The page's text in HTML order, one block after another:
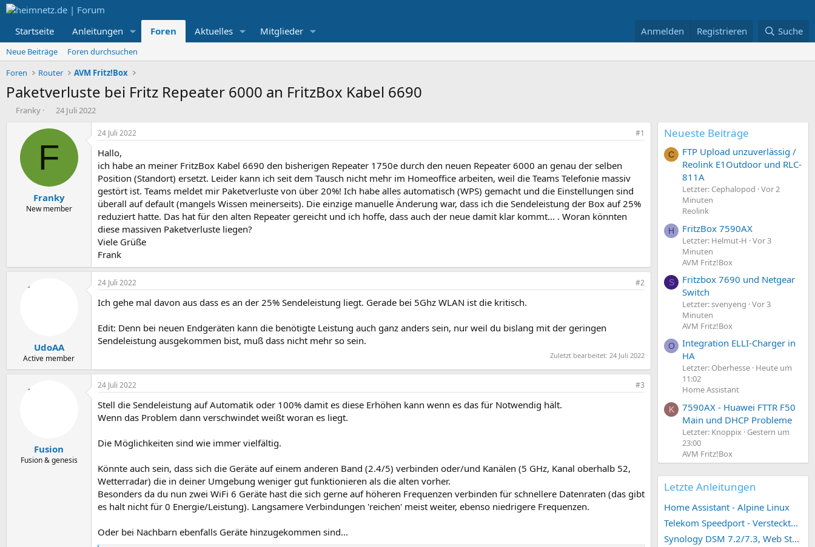
Startseite Anleitungen Foren Aktuelles Mitglieder Anmelden Registrieren Suche
Neue Beiträge
Foren durchsuchen
Foren
Router AVM Fritz!Box
Paketverluste bei Fritz Repeater 6000 an FritzBox Kabel 6690
E
Franky
E
s
t
a
m
24 Juli 2022
F
Franky
New member
24 Juli 2022 #1
Hallo,
ich habe an meiner FritzBox Kabel 6690 den bisherigen Repeater 1750e durch den neuen Repeater 6000 an genau der selben
Position (Standort) ersetzt. Leider kann ich seit dem Tausch nicht mehr im Homeoffice arbeiten, weil die Teams Telefonie massiv
gestört ist. Teams meldet mir Paketverluste von über 20%! Ich habe alles automatisch (WPS) gemacht und die Einstellungen sind
überall auf default (mangels Wissen meinerseits). Die einzige manuelle Änderung war, dass ich die Sendeleistung der Box auf 25%
reduziert hatte. Das hat für den alten Repeater gereicht und ich hoffe, dass auch der neue damit klar kommt... . Woran könnten
diese massiven Paketverluste liegen?
Viele Grüße
Frank
UdoAA
Active member
24 Juli 2022 #2
Ich gehe mal davon aus dass es an der 25% Sendeleistung liegt. Gerade bei 5Ghz WLAN ist die kritisch.
Edit: Denn bei neuen Endgeräten kann die benötigte Leistung auch ganz anders sein, nur weil du bislang mit der geringen
Sendeleistung ausgekommen bist, muß dass nicht mehr so sein.
Zuletzt bearbeitet: 24 Juli 2022
Fusion
Fusion & genesis
24 Juli 2022 #3
Stell die Sendeleistung auf Automatik oder 100% damit es diese Erhöhen kann wenn es das für Notwendig hält.
Wenn das Problem dann verschwindet weißt woran es liegt.
Die Möglichkeiten sind wie immer vielfältig.
Könnte auch sein, dass sich die Geräte auf einem anderen Band (2.4/5) verbinden oder/und Kanälen (5 GHz, Kanal oberhalb 52,
Wetterradar) die in deiner Umgebung weniger gut funktionieren als die alten vorher.
Besonders da du nun zwei WiFi 6 Geräte hast die sich gerne auf höheren Frequenzen verbinden für schnellere Datenraten (das gibt
es halt nicht für 0 Energie/Leistung). Langsamere Verbindungen 'reichen' meist weiter, ebenso niedrigere Frequenzen.
Oder bei Nachbarn ebenfalls Geräte hinzugekommen sind...
Neueste Beiträge
C
FTP Upload unzuverlässig /
Reolink E1Outdoor und RLC-
811A
Letzter: Cephalopod Vor 2
Minuten
Reolink
H FritzBox 7590AX
Letzter: Helmut-H Vor 3
Minuten
AVM Fritz!Box
S
Fritzbox 7690 und Netgear
Switch
Letzter: svenyeng Vor 3
Minuten
AVM Fritz!Box
O
Integration ELLI-Charger in
HA
Letzter: Oberhesse Heute um
11:02
Home Assistant
K
7590AX - Huawei FTTR F50
Main und DHCP Probleme
Letzter: Knoppix
Gestern um
23:00
AVM Fritz!Box
Letzte Anleitungen
Home Assistant - Alpine Linux
Telekom Speedport - Versteckte Konfigurationen
Synology DSM 7.2/7.3, Web Station 4, Webdienst und Webportal erstellen (ehemals vHost)